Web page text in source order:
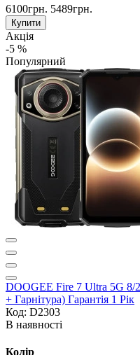
6100грн. 5489грн.
Купити
Акція
-5 %
Популярний
DOOGEE Fire 7 Ultra 5G 8/
+ Гарнітура) Гарантія 1 Рік
Код: D2303
В наявності
Колір